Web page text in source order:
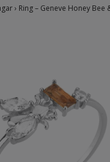
› Ring – Geneve Honey Bee